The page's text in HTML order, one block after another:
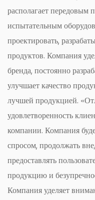
располагает передовым
испытательным
проектировать,
продуктов. Компания
бренда, постоянно
улучшает качество
лучшей продукцией.
удовлетворенность
компании. Компания
спросом, продолжать
предоставлять
продукцию и
Компания уделяет